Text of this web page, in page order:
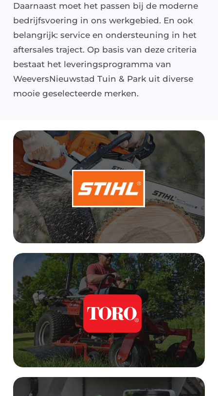
Daarnaast moet het passen bij de moderne
bedrijfsvoering in ons werkgebied. En ook
belangrijk: service en ondersteuning in het
aftersales traject. Op basis van deze criteria
bestaat het leveringsprogramma van
WeeversNieuwstad Tuin & Park uit diverse
mooie geselecteerde merken.